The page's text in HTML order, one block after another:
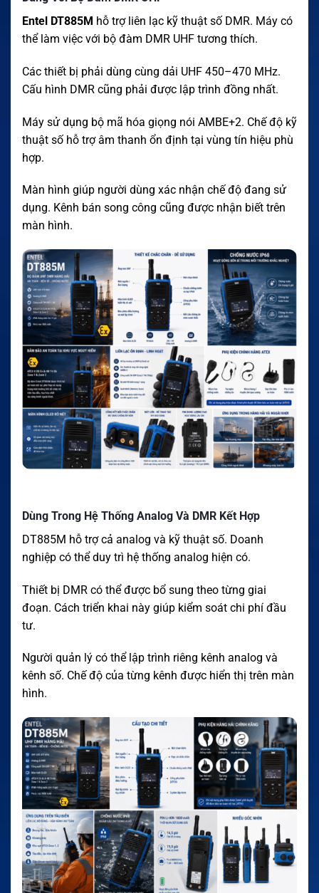
Entel DT885M hỗ trợ liên lạc kỹ thuật số DMR. Máy có
thể làm việc với bộ đàm DMR UHF tương thích.
Các thiết bị phải dùng cùng dải UHF 450–470 MHz.
Cấu hình DMR cũng phải được lập trình đồng nhất.
Máy sử dụng bộ mã hóa giọng nói AMBE+2. Chế độ kỹ
thuật số hỗ trợ âm thanh ổn định tại vùng tín hiệu phù
hợp.
Màn hình giúp người dùng xác nhận chế độ đang sử
dụng. Kênh bán song công cũng được nhận biết trên
màn hình.
Dùng Trong Hệ Thống Analog Và DMR Kết Hợp
DT885M hỗ trợ cả analog và kỹ thuật số. Doanh
nghiệp có thể duy trì hệ thống analog hiện có.
Thiết bị DMR có thể được bổ sung theo từng giai
đoạn. Cách triển khai này giúp kiểm soát chi phí đầu
tư.
Người quản lý có thể lập trình riêng kênh analog và
kênh số. Chế độ của từng kênh được hiển thị trên màn
hình.